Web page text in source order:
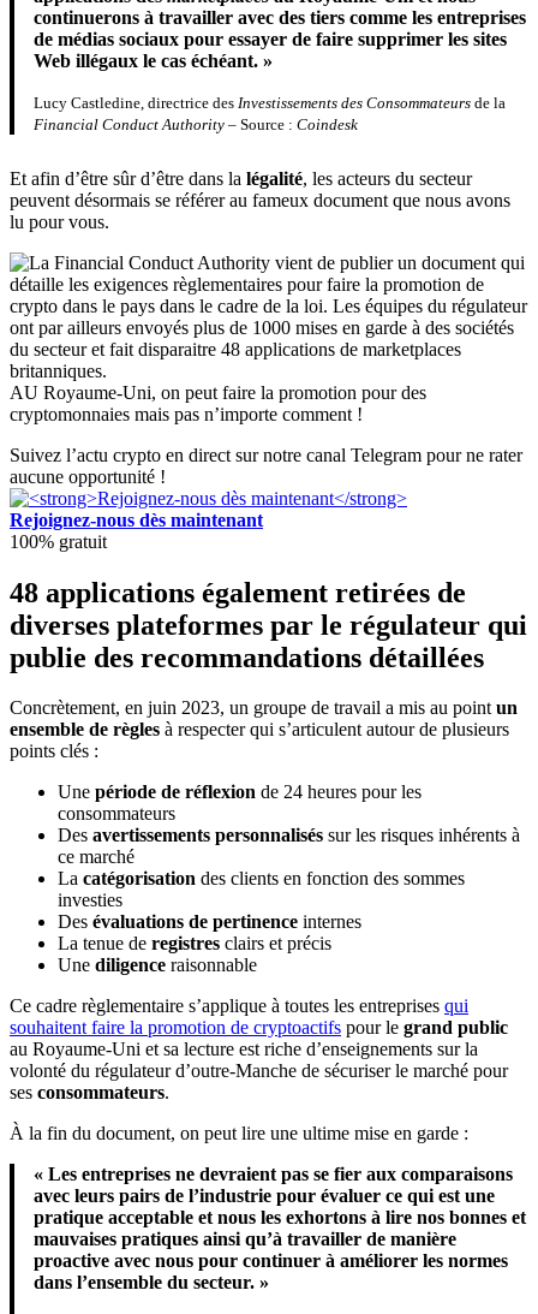
continuerons à travailler avec des tiers comme les entreprises
de médias sociaux pour essayer de faire supprimer les sites
Web illégaux le cas échéant. »
Lucy Castledine, directrice des Investissements des Consommateurs de la
Financial Conduct Authority – Source : Coindesk
Et afin d’être sûr d’être dans la légalité, les acteurs du secteur
peuvent désormais se référer au fameux document que nous avons
lu pour vous.
AU Royaume-Uni, on peut faire la promotion pour des
cryptomonnaies mais pas n’importe comment !
Suivez l’actu crypto en direct sur notre canal Telegram pour ne rater
aucune opportunité !
Rejoignez-nous dès maintenant
100% gratuit
48 applications également retirées de
diverses plateformes par le régulateur qui
publie des recommandations détaillées
Concrètement, en juin 2023, un groupe de travail a mis au pointun
ensemble de règles à respecter qui s’articulent autour de plusieurs
points clés :
Une période de réflexion de 24 heures pour les
consommateurs
Des avertissements personnalisés sur les risques inhérents à
ce marché
La catégorisation des clients en fonction des sommes
investies
Des évaluations de pertinence internes
La tenue de registres clairs et précis
Une diligence raisonnable
Ce cadre règlementaire s’applique à toutes les entreprises qui
souhaitent faire la promotion de cryptoactifs pour le grand public
au Royaume-Uni et sa lecture est riche d’enseignements sur la
volonté du régulateur d’outre-Manche de sécuriser le marché pour
ses consommateurs.
À la fin du document, on peut lire une ultime mise en garde :
« Les entreprises ne devraient pas se fier aux comparaisons
avec leurs pairs de l’industrie pour évaluer ce qui est une
pratique acceptable et nous les exhortons à lire nos bonnes et
mauvaises pratiques ainsi qu’à travailler de manière
proactive avec nous pour continuer à améliorer les normes
dans l’ensemble du secteur. »